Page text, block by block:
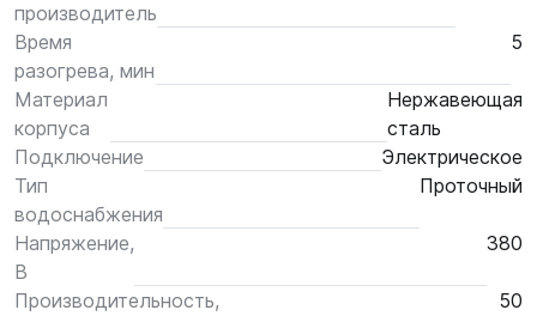
производитель
Время
разогрева, мин
5
Материал
корпуса
Нержавеющая
сталь
Подключение
Электрическое
Тип
водоснабжения
Проточный
Напряжение,
В
380
Производительность,
50